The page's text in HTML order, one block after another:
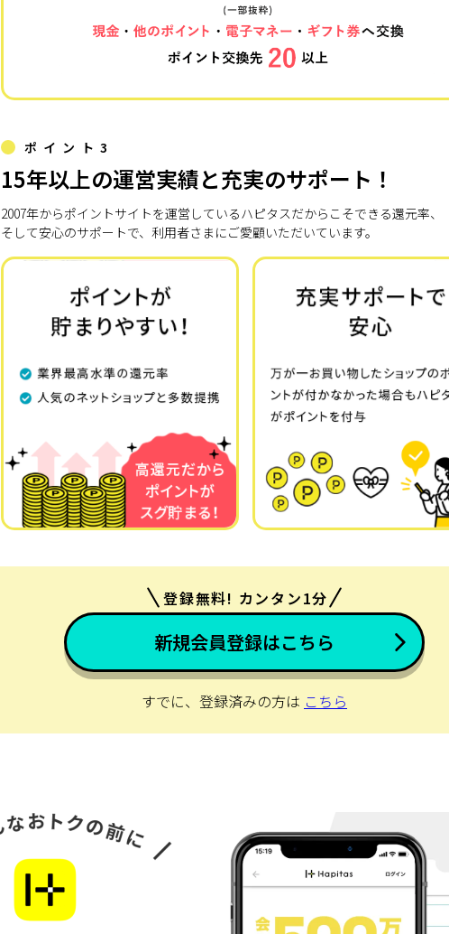
ポイント3
15年以上の運営実績と充実のサポート！
2007年からポイントサイトを運営しているハピタスだからこそできる還元率、
そして安心のサポートで、利用者さまにご愛顧いただいています。
登録無料! カンタン1分
新規会員登録はこちら
すでに、登録済みの方は こちら